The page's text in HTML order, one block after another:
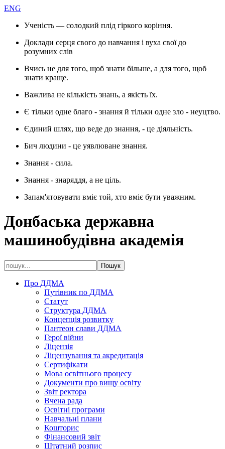
ENG
Ученість — солодкий плід гіркого коріння.
Доклади серця свого до навчання і вуха свої до
розумних слів
Вчись не для того, щоб знати більше, а для того, щоб
знати краще.
Важлива не кількість знань, а якість їх.
Є тільки одне благо - знання й тільки одне зло - неуцтво.
Єдиний шлях, що веде до знання, - це діяльність.
Бич людини - це уявлюване знання.
Знання - сила.
Знання - знаряддя, а не ціль.
Запам'ятовувати вміє той, хто вміє бути уважним.
Донбаська державна
машинобудівна академія
Про ДДМА
Путівник по ДДМА
Статут
Структура ДДМА
Концепція розвитку
Пантеон слави ДДМА
Герої війни
Ліцензія
Ліцензування та акредитація
Сертифікати
Мова освітнього процесу
Документи про вищу освіту
Звіт ректора
Вчена рада
Освітні програми
Навчальні плани
Кошторис
Фінансовий звіт
Штатний розпис